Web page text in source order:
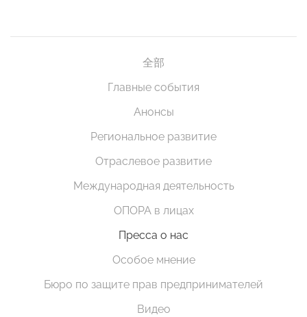
全部
Главные события
Анонсы
Региональное развитие
Отраслевое развитие
Международная деятельность
ОПОРА в лицах
Пресса о нас
Особое мнение
Бюро по защите прав предпринимателей
Видео